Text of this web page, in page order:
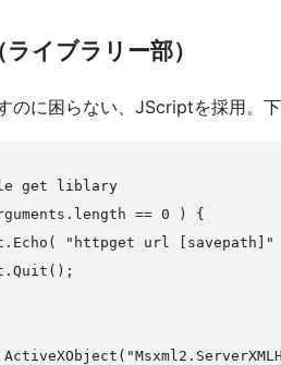
イブラリー部）
のに困らない、JScriptを採用。下
get liblary
== 0 ) {